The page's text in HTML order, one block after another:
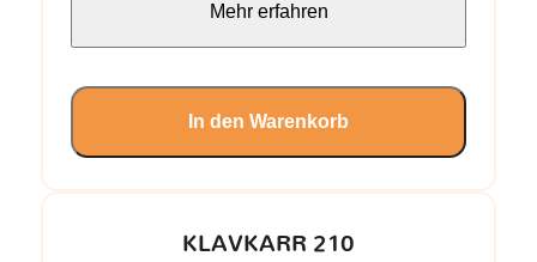
KLAVKARR 210
Mehr erfahren
In den Warenkorb